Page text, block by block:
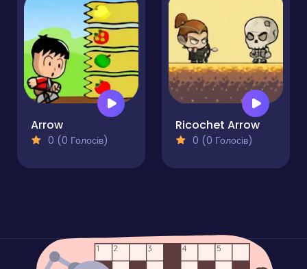
Arrow
0 (0 Голосів)
Ricochet Arrow
0 (0 Голосів)